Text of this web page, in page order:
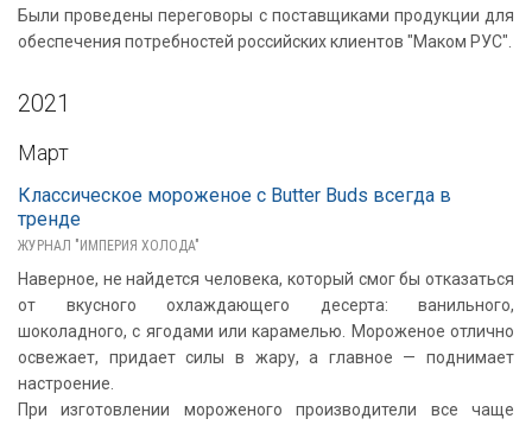
Были проведены переговоры с поставщиками продукции для
обеспечения потребностей российских клиентов "Маком РУС".
2021
Март
Классическое мороженое с Butter Buds всегда в
тренде
ЖУРНАЛ "ИМПЕРИЯ ХОЛОДА"
Наверное, не найдется человека, который смог бы отказаться
от вкусного охлаждающего десерта: ванильного,
шоколадного, с ягодами или карамелью. Мороженое отлично
освежает, придает силы в жару, а главное — поднимает
настроение.
При изготовлении мороженого производители все чаще